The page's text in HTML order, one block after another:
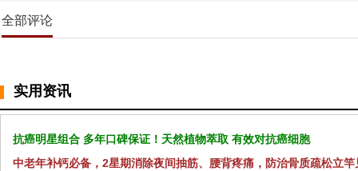
全部评论
实用资讯
抗癌明星组合 多年口碑保证！天然植物萃取 有效对抗癌细胞
中老年补钙必备，2星期消除夜间抽筋、腰背疼痛，防治骨质疏松立竿